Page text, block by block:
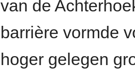
van de
barrière vormde
hoger gelegen